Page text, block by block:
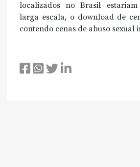
localizados no Brasil
larga escala, o download de
contendo cenas de abuso sexual